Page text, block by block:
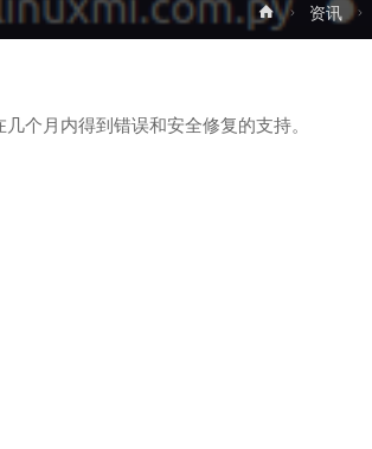
首
页
资讯
个月内得到错误和安全修复的支持。